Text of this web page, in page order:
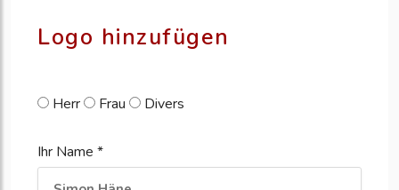
Logo hinzufügen
Herr Frau Divers
Ihr Name *